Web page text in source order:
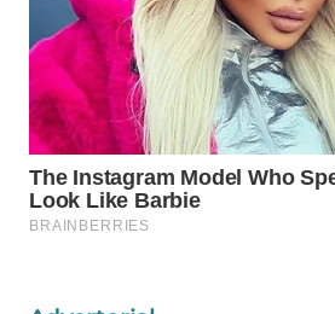
WAHANA
OTOMOTIF
WAHANA
HEALTH
WAHANA